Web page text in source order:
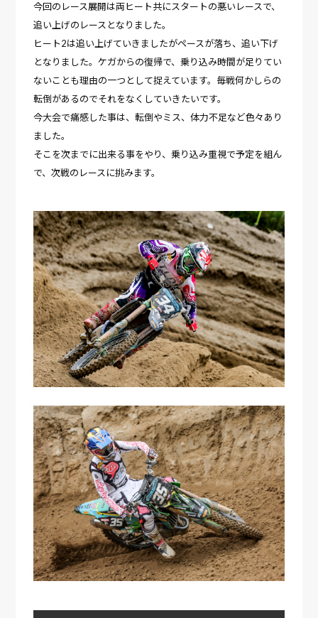
今回のレース展開は両ヒート共にスタートの悪いレースで、
追い上げのレースとなりました。
ヒート2は追い上げていきましたがペースが落ち、追い下げ
となりました。ケガからの復帰で、乗り込み時間が足りてい
ないことも理由の一つとして捉えています。毎戦何かしらの
転倒があるのでそれをなくしていきたいです。
今大会で痛感した事は、転倒やミス、体力不足など色々あり
ました。
そこを次までに出来る事をやり、乗り込み重視で予定を組ん
で、次戦のレースに挑みます。